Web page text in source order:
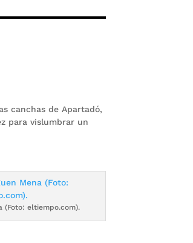
canchas de Apartadó,
para vislumbrar un
(Foto: eltiempo.com).